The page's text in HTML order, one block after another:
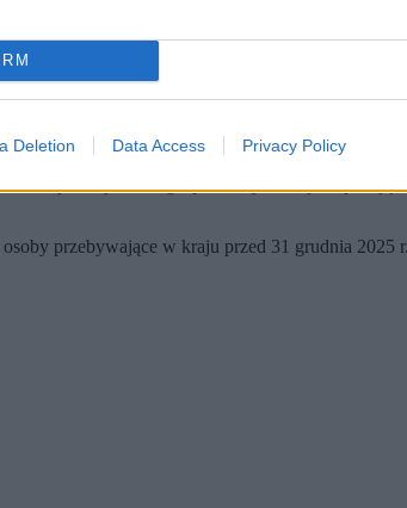
Deletion Data Access Privacy Policy
migrantów, którzy przebywają w kraju co
być próbą budowania lojalnego zaplecza
perspektywie zagrozić wartościom
chce przyspieszyć wydawanie zezwoleń
dobrych wyników gospodarczych kraju i
przebywające w kraju przed 31 grudnia